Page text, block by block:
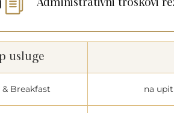
Administrativni troškovi
usluge
& Breakfast na upit